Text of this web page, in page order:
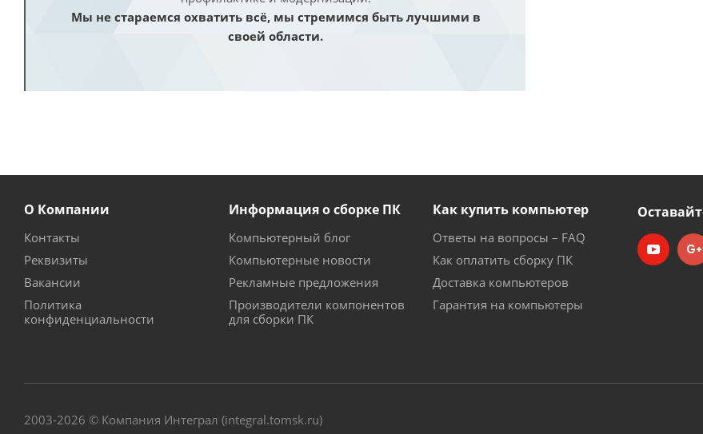
Мы не стараемся охватить всё, мы стремимся быть лучшими в
своей области.
О Компании
Контакты
Реквизиты
Вакансии
Политика
конфиденциальности
Информация о сборке ПК
Компьютерный блог
Компьютерные новости
Рекламные предложения
Производители компонентов
для сборки ПК
Как купить компьютер
Ответы на вопросы – FAQ
Как оплатить сборку ПК
Доставка компьютеров
Гарантия на компьютеры
2003-2026 © Компания Интеграл (integral.tomsk.ru)